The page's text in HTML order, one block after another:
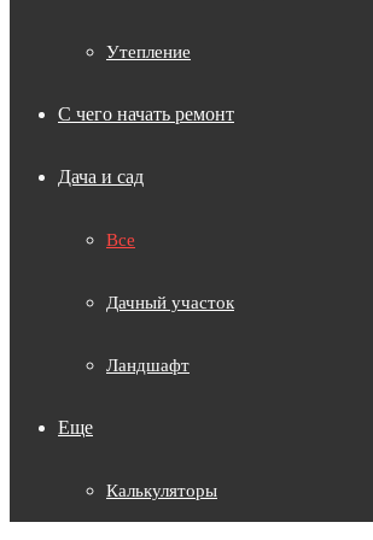
Утепление
С чего начать ремонт
Дача и сад
Все
Дачный участок
Ландшафт
Еще
Калькуляторы